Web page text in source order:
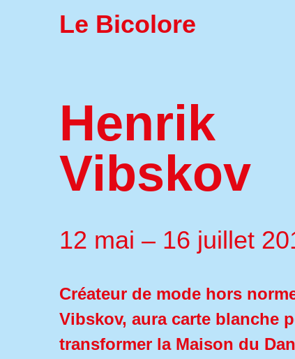
Le Bicolore
Henrik
Vibskov
12 mai – 16 juillet
Créateur de mode hors
Vibskov, aura carte blanche
transformer la Maison du